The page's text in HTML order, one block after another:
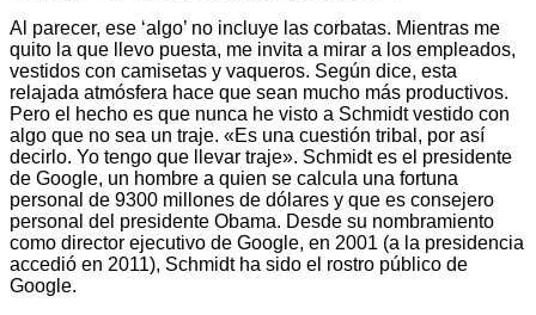
Al parecer, ese ‘algo’ no incluye las corbatas. Mientras me
quito la que llevo puesta, me invita a mirar a los empleados,
vestidos con camisetas y vaqueros. Según dice, esta
relajada atmósfera hace que sean mucho más productivos.
Pero el hecho es que nunca he visto a Schmidt vestido con
algo que no sea un traje. «Es una cuestión tribal, por así
decirlo. Yo tengo que llevar traje». Schmidt es el presidente
de Google, un hombre a quien se calcula una fortuna
personal de 9300 millones de dólares y que es consejero
personal del presidente Obama. Desde su nombramiento
como director ejecutivo de Google, en 2001 (a la presidencia
accedió en 2011), Schmidt ha sido el rostro público de
Google.